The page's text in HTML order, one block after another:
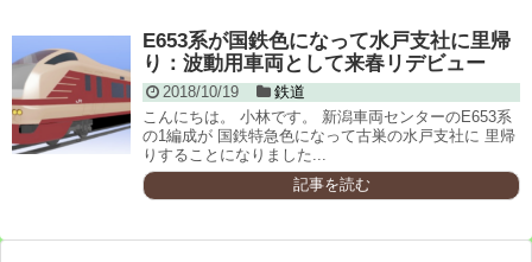
E653系が国鉄色になって水戸支社に里帰
り：波動用車両として来春リデビュー
2018/10/19
鉄道
こんにちは。 小林です。 新潟車両センターのE653系
の1編成が 国鉄特急色になって古巣の水戸支社に 里帰
りすることになりました...
記事を読む